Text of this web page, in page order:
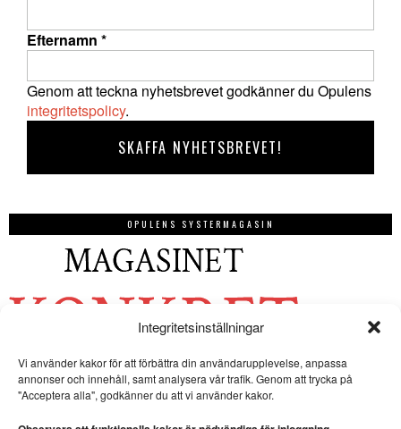
Integritetsinställningar
Vi använder kakor för att förbättra din användarupplevelse, anpassa
annonser och innehåll, samt analysera vår trafik. Genom att trycka på
"Acceptera alla", godkänner du att vi använder kakor.
Efternamn *
Genom att teckna nyhetsbrevet godkänner du Opulens
integritetspolicy.
OPULENS SYSTERMAGASIN